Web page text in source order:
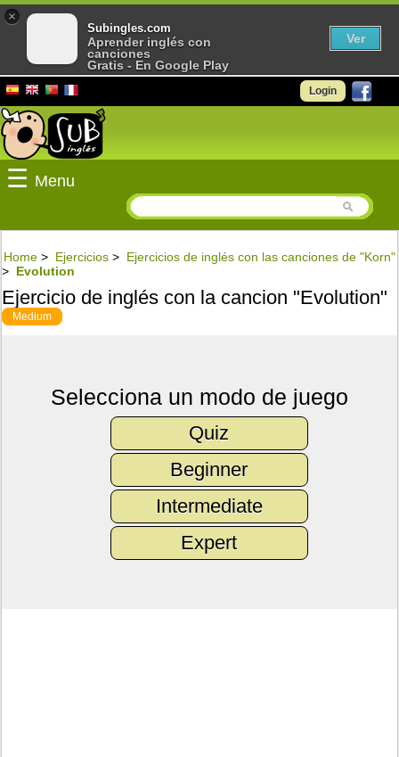
Login
☰ Menu
Home > Ejercicios > Ejercicios de inglés con las canciones de "Korn"
> Evolution
Ejercicio de inglés con la cancion "Evolution"
Medium
Selecciona un modo de juego
Quiz
Beginner
Intermediate
Expert
×
Subingles.com
Aprender inglés con
canciones
Gratis - En Google Play
Ver